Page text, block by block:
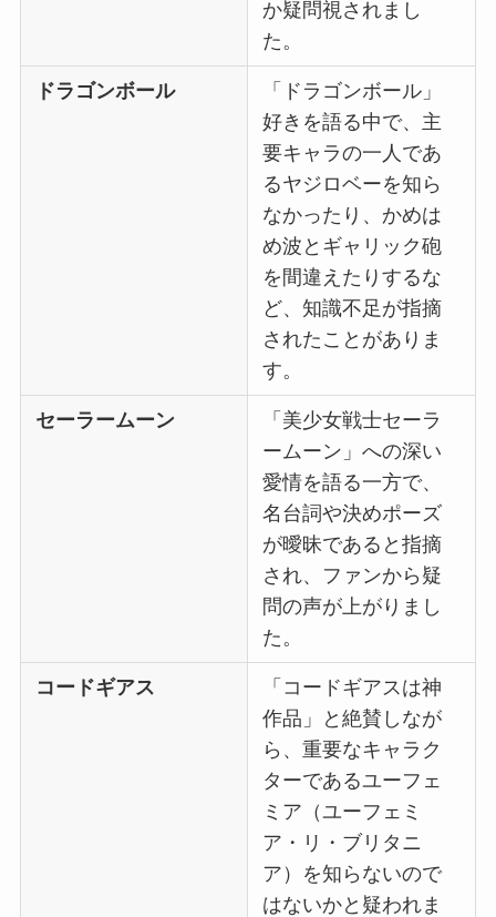
か疑問視されまし
た。
ドラゴンボール
「ドラゴンボール」
好きを語る中で、主
要キャラの一人であ
るヤジロベーを知ら
なかったり、かめは
め波とギャリック砲
を間違えたりするな
ど、知識不足が指摘
されたことがありま
す。
セーラームーン
「美少女戦士セーラ
ームーン」への深い
愛情を語る一方で、
名台詞や決めポーズ
が曖昧であると指摘
され、ファンから疑
問の声が上がりまし
た。
コードギアス
「コードギアスは神
作品」と絶賛しなが
ら、重要なキャラク
ターであるユーフェ
ミア（ユーフェミ
ア・リ・ブリタニ
ア）を知らないので
はないかと疑われま